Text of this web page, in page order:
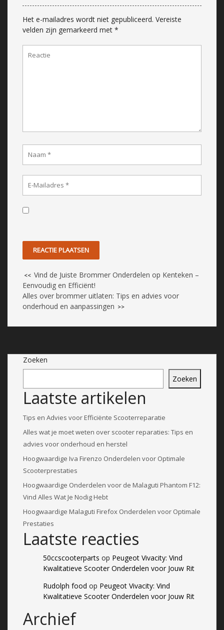
Het e-mailadres wordt niet gepubliceerd. Vereiste
velden zijn gemarkeerd met *
<< Vind de Juiste Brommer Onderdelen op Kenteken –
Eenvoudig en Efficiënt!
Alles over brommer uitlaten: Tips en advies voor
onderhoud en aanpassingen >>
Zoeken
Zoeken
Laatste artikelen
Tips en Advies voor Efficiënte Scooterreparatie
Alles wat je moet weten over scooter reparaties: Tips en
advies voor onderhoud en herstel
Hoogwaardige Iva Firenzo Onderdelen voor Optimale
Scooterprestaties
Hoogwaardige Onderdelen voor de Malaguti Phantom F12:
Vind Alles Wat Je Nodig Hebt
Hoogwaardige Malaguti Firefox Onderdelen voor Optimale
Prestaties
Laatste reacties
50ccscooterparts op Peugeot Vivacity: Vind
Kwalitatieve Scooter Onderdelen voor Jouw Rit
Rudolph food op Peugeot Vivacity: Vind
Kwalitatieve Scooter Onderdelen voor Jouw Rit
Archief